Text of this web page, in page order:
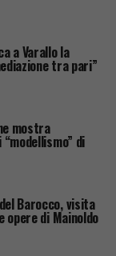
a Varallo la
tra pari”
mostra
di
Barocco, visita
opere di Mainoldo